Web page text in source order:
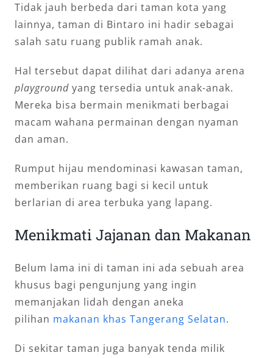
Tidak jauh berbeda dari taman kota yang
lainnya, taman di Bintaro ini hadir sebagai
salah satu ruang publik ramah anak.
Hal tersebut dapat dilihat dari adanya arena
playground yang tersedia untuk anak-anak.
Mereka bisa bermain menikmati berbagai
macam wahana permainan dengan nyaman
dan aman.
Rumput hijau mendominasi kawasan taman,
memberikan ruang bagi si kecil untuk
berlarian di area terbuka yang lapang.
Menikmati Jajanan dan Makanan
Belum lama ini di taman ini ada sebuah area
khusus bagi pengunjung yang ingin
memanjakan lidah dengan aneka
pilihan makanan khas Tangerang Selatan.
Di sekitar taman juga banyak tenda milik